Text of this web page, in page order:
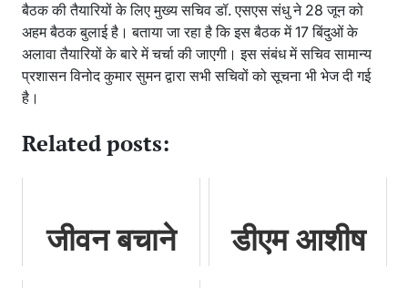
बैठक की तैयारियों के लिए मुख्य सचिव डॉ. एसएस संधु ने 28 जून को
अहम बैठक बुलाई है। बताया जा रहा है कि इस बैठक में 17 बिंदुओं के
अलावा तैयारियों के बारे में चर्चा की जाएगी। इस संबंध में सचिव सामान्य
प्रशासन विनोद कुमार सुमन द्वारा सभी सचिवों को सूचना भी भेज दी गई
है।
Related posts:
जीवन बचाने
डीएम आशीष